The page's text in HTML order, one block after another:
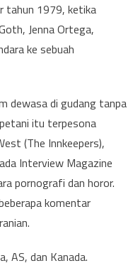
tahun 1979, ketika
Jenna Ortega,
ke sebuah
dewasa di gudang tanpa
itu terpesona
(The Innkeepers),
Interview Magazine
pornografi dan horor.
komentar
AS, dan Kanada.